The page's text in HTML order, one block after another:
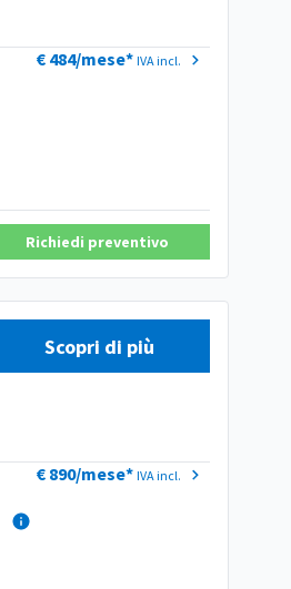
€ 484/mese* IVA incl.
Richiedi preventivo
Scopri di più
€ 890/mese* IVA incl.